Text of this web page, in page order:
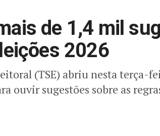
de 1,4 mil
2026
(TSE) abriu nesta terça-
ouvir sugestões sobre as